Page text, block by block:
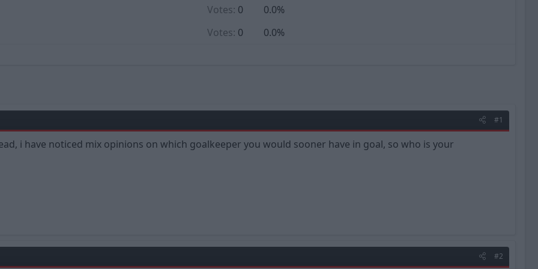
Votes: 0
0.0%
Votes: 0 0.0%
#1
i have noticed mix opinions on which goalkeeper you would sooner have in goal, so who is your
#2